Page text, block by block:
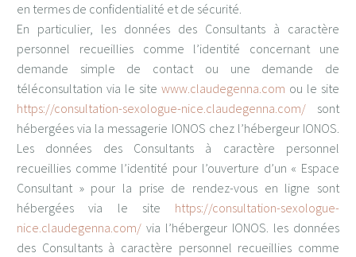
en termes de confidentialité et de sécurité.
En particulier, les données des Consultants à caractère
personnel recueillies comme l’identité concernant une
demande simple de contact ou une demande de
téléconsultation via le site www.claudegenna.com ou le site
https://consultation-sexologue-nice.claudegenna.com/ sont
hébergées via la messagerie IONOS chez l’hébergeur IONOS.
Les données des Consultants à caractère personnel
recueillies comme l’identité pour l’ouverture d’un « Espace
Consultant » pour la prise de rendez-vous en ligne sont
hébergées via le site https://consultation-sexologue-
nice.claudegenna.com/ via l’hébergeur IONOS. les données
des Consultants à caractère personnel recueillies comme